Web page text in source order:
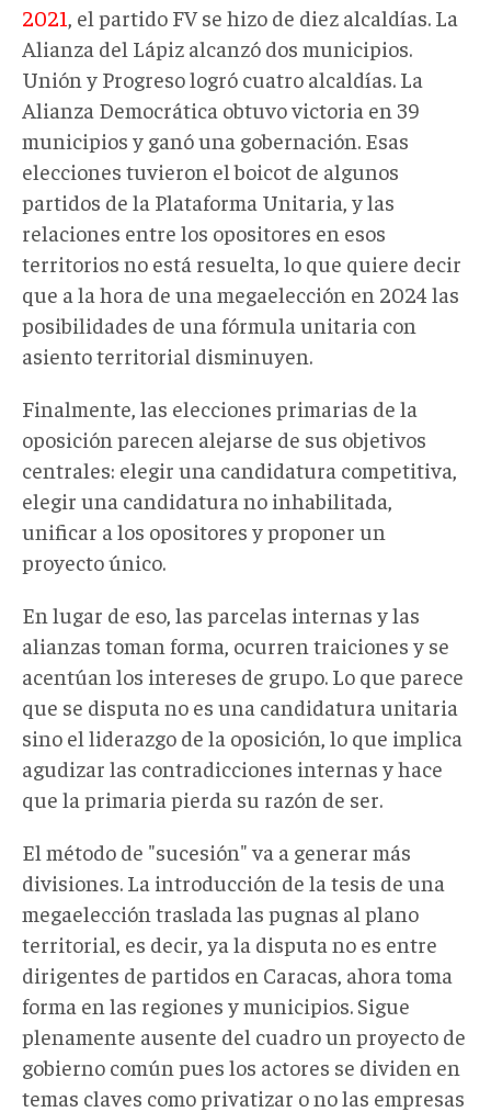
2021 , el partido FV se hizo de diez alcaldías. La
Alianza del Lápiz alcanzó dos municipios.
Unión y Progreso logró cuatro alcaldías. La
Alianza Democrática obtuvo victoria en 39
municipios y ganó una gobernación. Esas
elecciones tuvieron el boicot de algunos
partidos de la Plataforma Unitaria, y las
relaciones entre los opositores en esos
territorios no está resuelta, lo que quiere decir
que a la hora de una megaelección en 2024 las
posibilidades de una fórmula unitaria con
asiento territorial disminuyen.
Finalmente, las elecciones primarias de la
oposición parecen alejarse de sus objetivos
centrales: elegir una candidatura competitiva,
elegir una candidatura no inhabilitada,
unificar a los opositores y proponer un
proyecto único.
En lugar de eso, las parcelas internas y las
alianzas toman forma, ocurren traiciones y se
acentúan los intereses de grupo. Lo que parece
que se disputa no es una candidatura unitaria
sino el liderazgo de la oposición, lo que implica
agudizar las contradicciones internas y hace
que la primaria pierda su razón de ser.
El método de "sucesión" va a generar más
divisiones. La introducción de la tesis de una
megaelección traslada las pugnas al plano
territorial, es decir, ya la disputa no es entre
dirigentes de partidos en Caracas, ahora toma
forma en las regiones y municipios. Sigue
plenamente ausente del cuadro un proyecto de
gobierno común pues los actores se dividen en
temas claves como privatizar o no las empresas